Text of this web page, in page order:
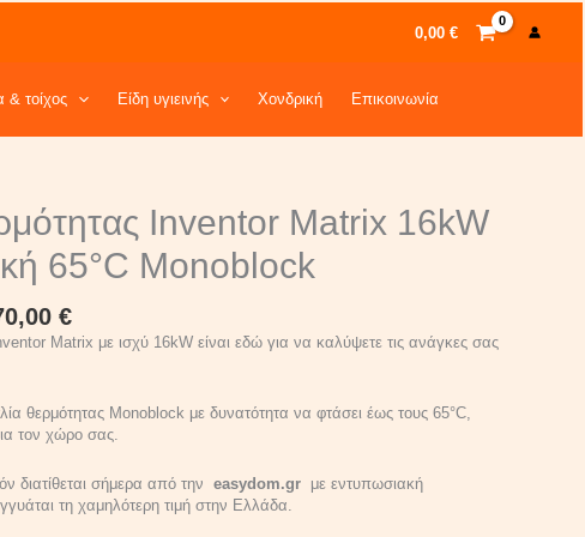
0,00€
τοίχος Είδη υγιεινής Χονδρική Επικοινωνία
Inventor Matrix 16kW
65°C Monoblock
€.
€
Current
price
is:
3.770,00 €.
Matrix με ισχύ 16kW είναι εδώ για να καλύψετε τις ανάγκες σας
θερμότητας Monoblock με δυνατότητα να φτάσει έως τους 65°C,
τον χώρο σας.
διατίθεται σήμερα από την easydom.gr με εντυπωσιακή
τη χαμηλότερη τιμή στην Ελλάδα.